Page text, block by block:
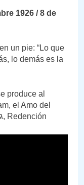
1926 / 8 de
un pie: “Lo que
lo demás es la
Universo, para formar Gueulá, גאולה, Redención